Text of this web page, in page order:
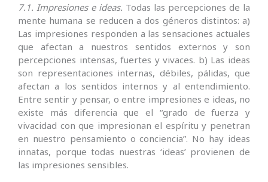
7.1. Impresiones e ideas. Todas las percepciones de la
mente humana se reducen a dos géneros distintos: a)
Las impresiones responden a las sensaciones actuales
que afectan a nuestros sentidos externos y son
percepciones intensas, fuertes y vivaces. b) Las ideas
son representaciones inter­nas, débiles, pálidas, que
afectan a los sentidos inter­nos y al entendimiento.
Entre sentir y pensar, o entre impresiones e ideas, no
existe más diferencia que el “grado de fuerza y
vivacidad con que impresionan el espíritu y penetran
en nuestro pen­samiento o conciencia”. No hay ideas
innatas, porque todas nuestras ‘ideas’ provie­nen de
las impresiones sensibles.